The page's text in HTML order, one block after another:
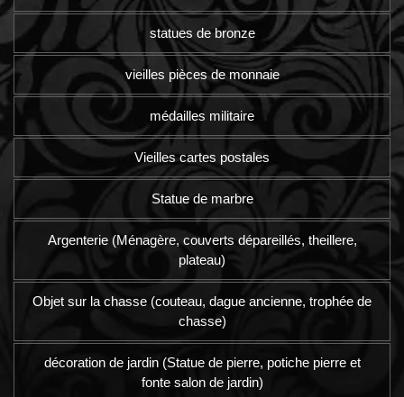
statues de bronze
vieilles pièces de monnaie
médailles militaire
Vieilles cartes postales
Statue de marbre
Argenterie (Ménagère, couverts dépareillés, theillere,
plateau)
Objet sur la chasse (couteau, dague ancienne, trophée de
chasse)
décoration de jardin (Statue de pierre, potiche pierre et
fonte salon de jardin)